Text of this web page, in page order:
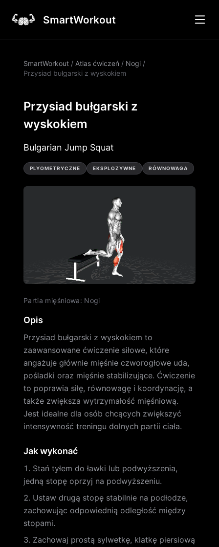
SmartWorkout
SmartWorkout / Atlas ćwiczeń / Nogi /
Przysiad bułgarski z wyskokiem
Przysiad bułgarski z
wyskokiem
Bulgarian Jump Squat
PLYOMETRYCZNE EKSPLOZYWNE RÓWNOWAGA
Partia mięśniowa: Nogi
Opis
Przysiad bułgarski z wyskokiem to
zaawansowane ćwiczenie siłowe, które
angażuje głównie mięśnie czworogłowe uda,
pośladki oraz mięśnie stabilizujące. Ćwiczenie
to poprawia siłę, równowagę i koordynację, a
także zwiększa wytrzymałość mięśniową.
Jest idealne dla osób chcących zwiększyć
intensywność treningu dolnych partii ciała.
Jak wykonać
Stań tyłem do ławki lub podwyższenia,
jedną stopę oprzyj na podwyższeniu.
Ustaw drugą stopę stabilnie na podłodze,
zachowując odpowiednią odległość między
stopami.
Zachowaj prostą sylwetkę, klatkę piersiową